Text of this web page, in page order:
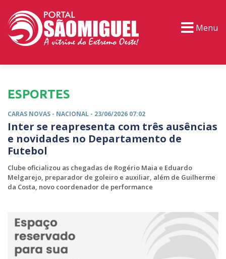
Menu
ESPORTES
CARAS NOVAS - NACIONAL - 23/06/2026 07:02
Inter se reapresenta com três ausências
e novidades no Departamento de
Futebol
Clube oficializou as chegadas de Rogério Maia e Eduardo
Melgarejo, preparador de goleiro e auxiliar, além de Guilherme
da Costa, novo coordenador de performance